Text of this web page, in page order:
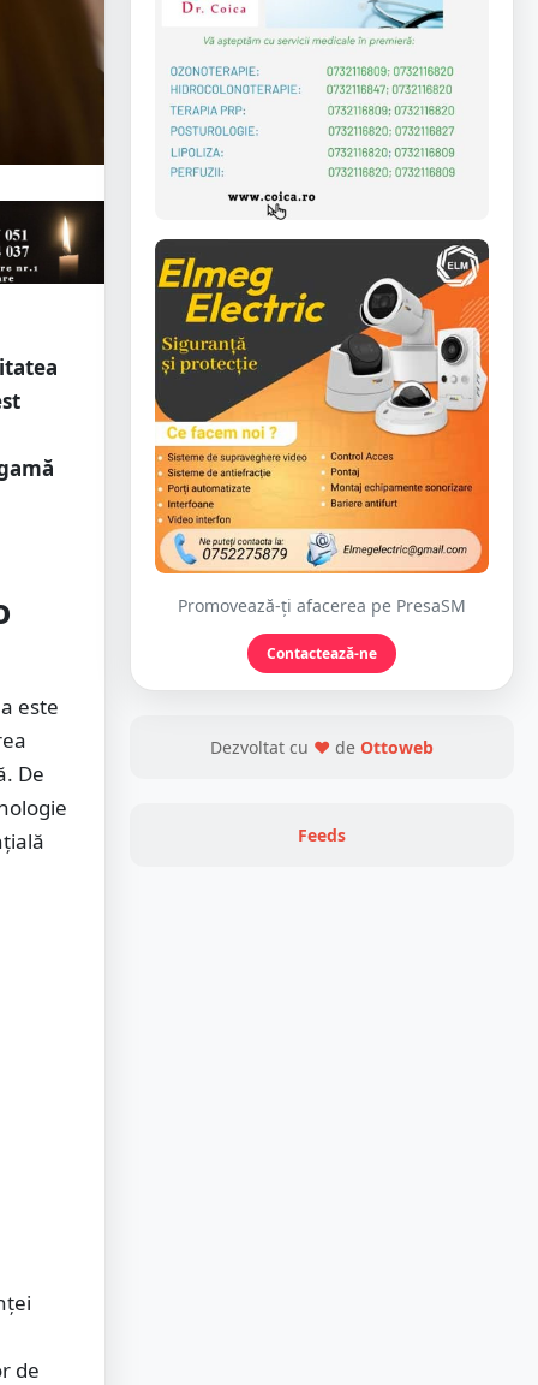
este
De
de
Promovează-ți afacerea pe PresaSM
Contactează-ne
Dezvoltat cu ❤ de Ottoweb
Feeds